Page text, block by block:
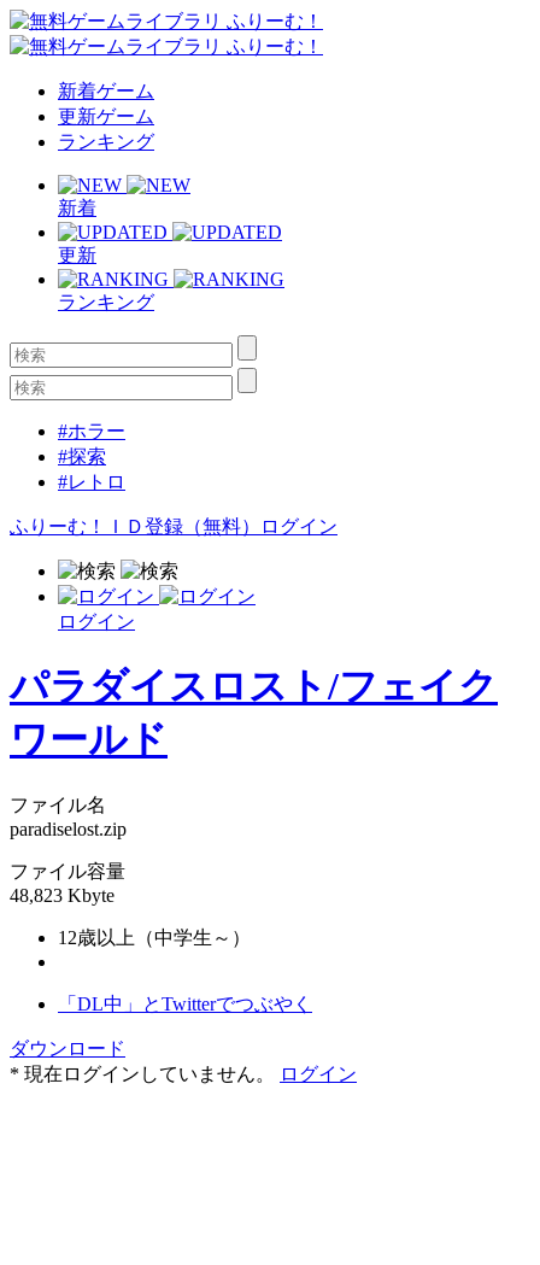
新着ゲーム
更新ゲーム
ランキング
新着
更新
ランキング
#ホラー
#探索
#レトロ
ふりーむ！ＩＤ登録（無料） ログイン
ログイン
パラダイスロスト/フェイク
ワールド
ファイル名
paradiselost.zip
ファイル容量
48,823 Kbyte
12歳以上（中学生～）
「DL中」とTwitterでつぶやく
ダウンロード
* 現在ログインしていません。
ログイン